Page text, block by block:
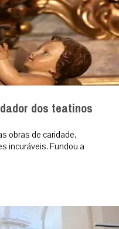
dos teatinos
obras de caridade,
incuráveis. Fundou a